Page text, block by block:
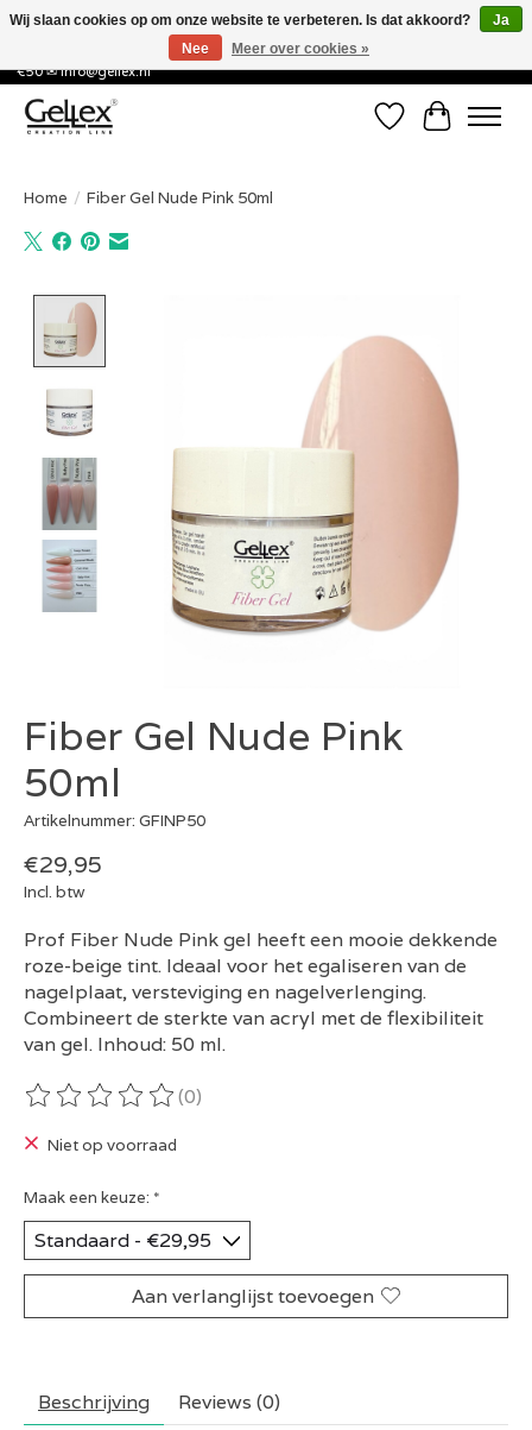
✅ Voor 15:00 besteld, de volgende werkdag in huis! ✅ Gratis verzenden vanaf
€50 ✉info@gellex.nl
Verlanglijst
Home / Fiber Gel Nude Pink 50ml
Fiber Gel Nude Pink
50ml
Artikelnummer: GFINP50
€29,95
Incl. btw
Prof Fiber Nude Pink gel heeft een mooie dekkende
roze-beige tint. Ideaal voor het egaliseren van de
nagelplaat, versteviging en nagelverlenging.
Combineert de sterkte van acryl met de flexibiliteit
van gel. Inhoud: 50 ml.
De beoordeling van dit product is
(0)
Niet op voorraad
Maak een keuze: *
Aan verlanglijst toevoegen
Beschrijving Reviews (0)
Wij slaan cookies op om onze website te verbeteren. Is dat akkoord?
Ja
Nee
Meer over cookies »